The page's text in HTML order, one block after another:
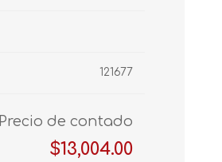
121677
Precio de contado
$13,004.00